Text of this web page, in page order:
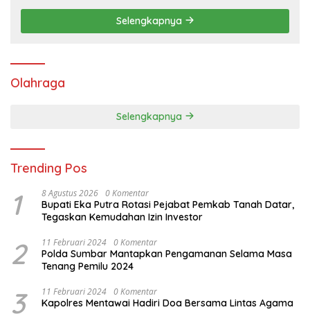
Selengkapnya
Olahraga
Selengkapnya
Trending Pos
1 8 Agustus 2026 0 Komentar
Bupati Eka Putra Rotasi Pejabat Pemkab Tanah Datar,
Tegaskan Kemudahan Izin Investor
2 11 Februari 2024 0 Komentar
Polda Sumbar Mantapkan Pengamanan Selama Masa
Tenang Pemilu 2024
3 11 Februari 2024 0 Komentar
Kapolres Mentawai Hadiri Doa Bersama Lintas Agama